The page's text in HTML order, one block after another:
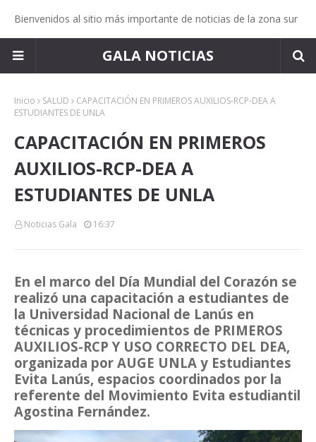
Bienvenidos al sitio más importante de noticias de la zona sur
GALA NOTICIAS
Inicio SALUD
CAPACITACIÓN EN PRIMEROS AUXILIOS-RCP-DEA A
ESTUDIANTES DE UNLA
CAPACITACIÓN EN PRIMEROS
AUXILIOS-RCP-DEA A
ESTUDIANTES DE UNLA
Noticias Gala 16:37
En el marco del Día Mundial del Corazón se
realizó una capacitación a estudiantes de
la Universidad Nacional de Lanús en
técnicas y procedimientos de PRIMEROS
AUXILIOS-RCP Y USO CORRECTO DEL DEA,
organizada por AUGE UNLA y Estudiantes
Evita Lanús, espacios coordinados por la
referente del Movimiento Evita estudiantil
Agostina Fernández.